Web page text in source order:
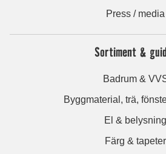
Press / media
Sortiment &
Badrum &
Byggmaterial, trä,
El & belysning
Färg & tapeter